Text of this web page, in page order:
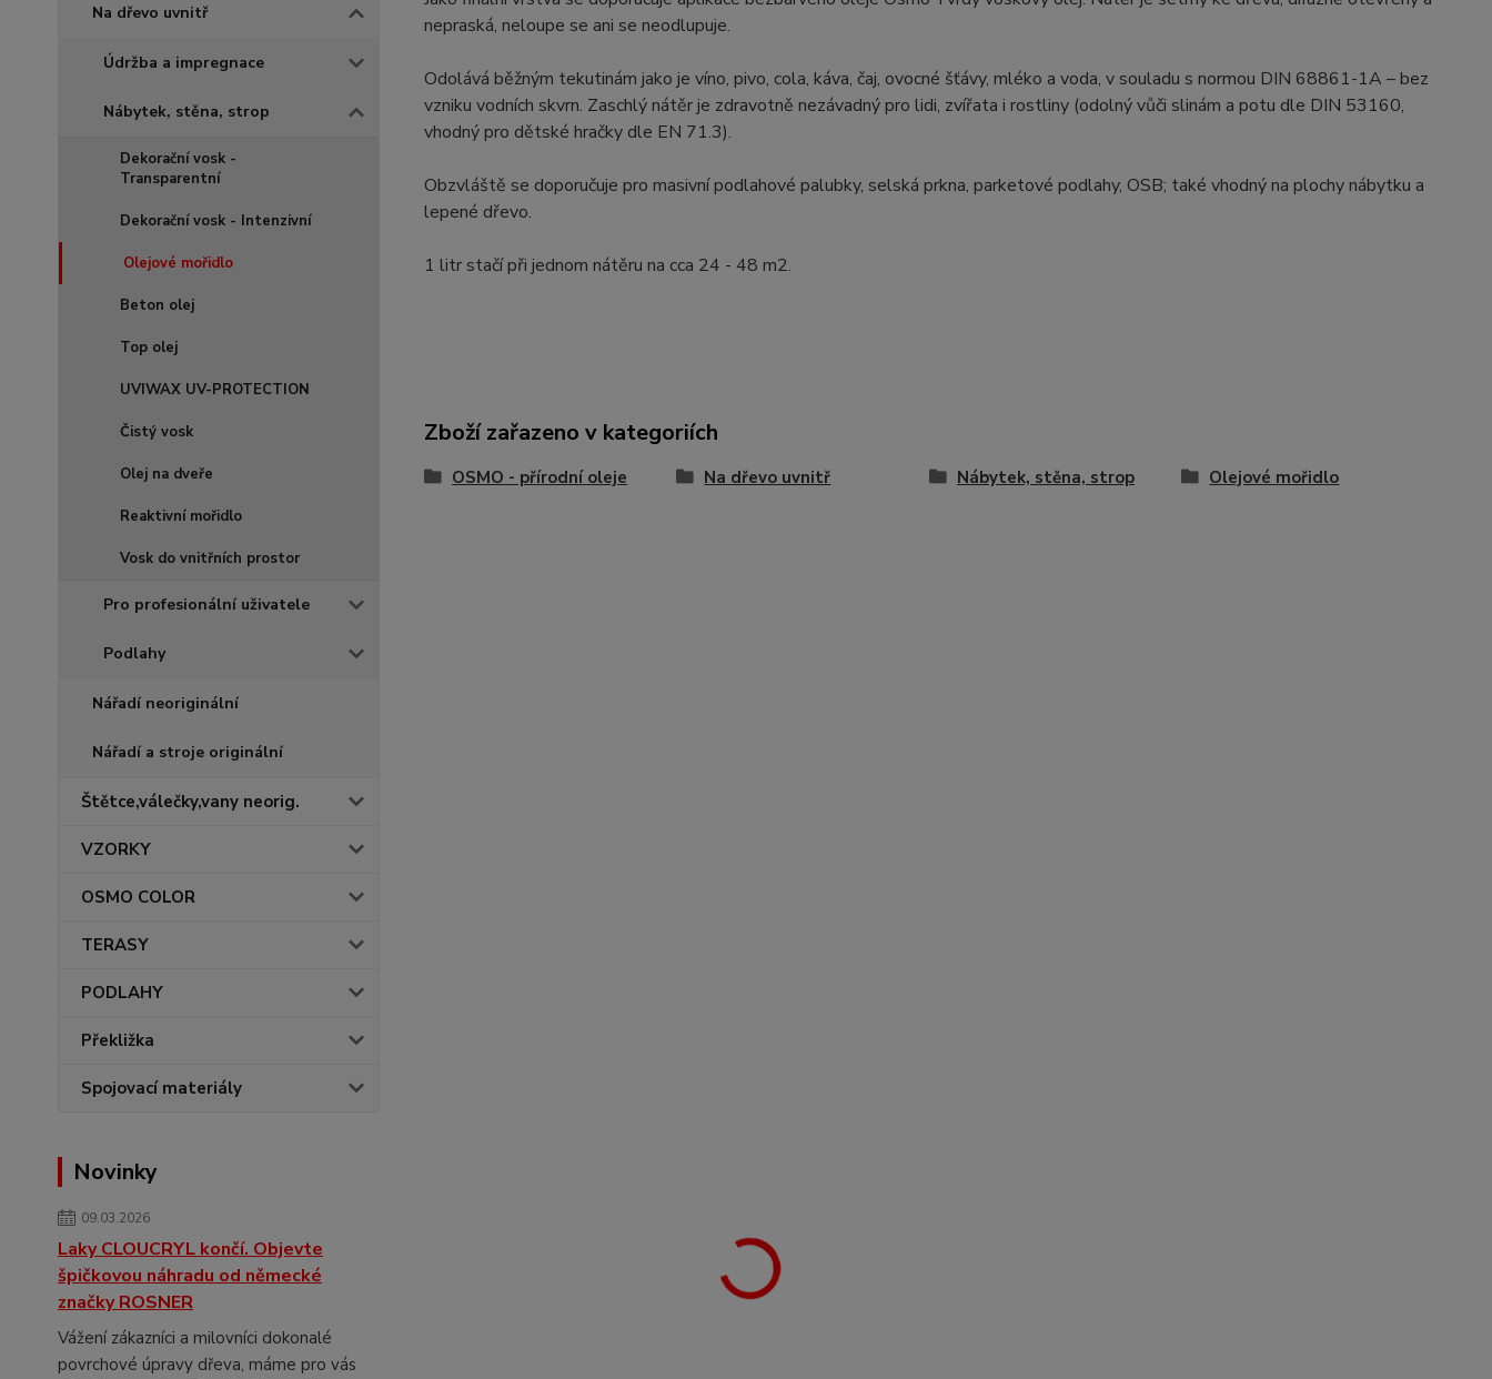
Na dřevo uvnitř
Údržba a impregnace
Nábytek, stěna, strop
Dekorační vosk -
Transparentní
Dekorační vosk - Intenzivní
Olejové mořidlo
Beton olej
Top olej
UVIWAX UV-PROTECTION
Čistý vosk
Olej na dveře
Reaktivní mořidlo
Vosk do vnitřních prostor
Pro profesionální uživatele
Podlahy
Nářadí neoriginální
Nářadí a stroje originální
Štětce,válečky,vany neorig.
VZORKY
OSMO COLOR
TERASY
PODLAHY
Překližka
Spojovací materiály
Novinky
09.03.2026
Laky CLOUCRYL končí. Objevte
špičkovou náhradu od německé
značky ROSNER
Vážení zákazníci a milovníci dokonalé
povrchové úpravy dřeva, máme pro vás
nepraská, neloupe se ani se neodlupuje.
Odolává běžným tekutinám jako je víno, pivo, cola, káva, čaj, ovocné šťávy, mléko a voda, v souladu s normou DIN 68861-1A – bez
vzniku vodních skvrn. Zaschlý nátěr je zdravotně nezávadný pro lidi, zvířata i rostliny (odolný vůči slinám a potu dle DIN 53160,
vhodný pro dětské hračky dle EN 71.3).
Obzvláště se doporučuje pro masivní podlahové palubky, selská prkna, parketové podlahy, OSB; také vhodný na plochy nábytku a
lepené dřevo.
1 litr stačí při jednom nátěru na cca 24 - 48 m2.
Zboží zařazeno v kategoriích
OSMO - přírodní oleje Na dřevo uvnitř Nábytek, stěna, strop Olejové mořidlo